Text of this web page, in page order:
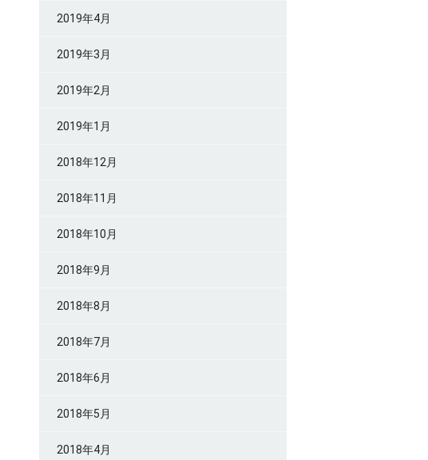
2019年4月
2019年3月
2019年2月
2019年1月
2018年12月
2018年11月
2018年10月
2018年9月
2018年8月
2018年7月
2018年6月
2018年5月
2018年4月